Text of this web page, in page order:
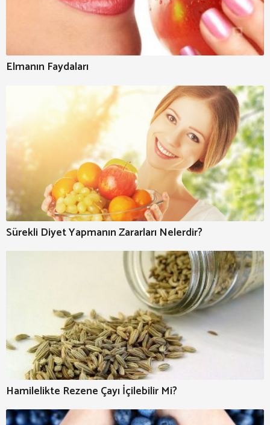
Elmanın Faydaları
Sürekli Diyet Yapmanın Zararları Nelerdir?
Hamilelikte Rezene Çayı İçilebilir Mi?